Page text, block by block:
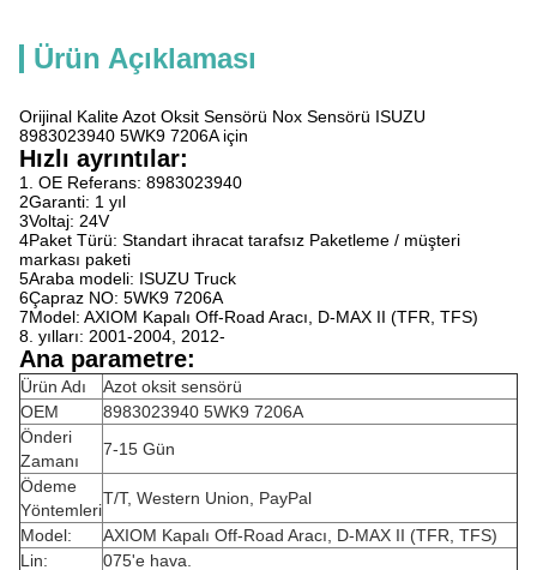
Ürün Açıklaması
Orijinal Kalite Azot Oksit Sensörü Nox Sensörü ISUZU
8983023940 5WK9 7206A için
Hızlı ayrıntılar:
1. OE Referans: 8983023940
2Garanti: 1 yıl
3Voltaj: 24V
4Paket Türü: Standart ihracat tarafsız Paketleme / müşteri
markası paketi
5Araba modeli: ISUZU Truck
6Çapraz NO: 5WK9 7206A
7Model: AXIOM Kapalı Off-Road Aracı, D-MAX II (TFR, TFS)
8. yılları: 2001-2004, 2012-
Ana parametre:
Ürün Adı
Azot oksit sensörü
OEM
8983023940 5WK9 7206A
Önderi
Zamanı
7-15 Gün
Ödeme
Yöntemleri
T/T, Western Union, PayPal
Model:
AXIOM Kapalı Off-Road Aracı, D-MAX II (TFR, TFS)
Lin:
075'e hava.